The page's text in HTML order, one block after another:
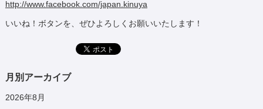
http://www.facebook.com/japan.kinuya
いいね！ボタンを、ぜひよろしくお願いいたします！
月別アーカイブ
2026年8月